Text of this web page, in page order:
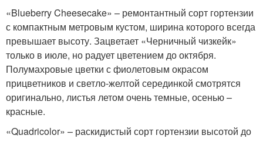
«Blueberry Cheesecake» – ремонтантный сорт гортензии
с компактным метровым кустом, ширина которого всегда
превышает высоту. Зацветает «Черничный чизкейк»
только в июле, но радует цветением до октября.
Полумахровые цветки с фиолетовым окрасом
прицветников и светло-желтой серединкой смотрятся
оригинально, листья летом очень темные, осенью –
красные.
«Quadricolor» – раскидистый сорт гортензии высотой до